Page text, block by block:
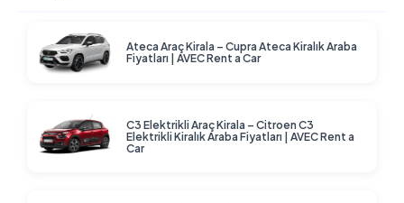
Ateca Araç Kirala – Cupra Ateca Kiralık Araba
Fiyatları | AVEC Rent a Car
C3 Elektrikli Araç Kirala – Citroen C3
Elektrikli Kiralık Araba Fiyatları | AVEC Rent a
Car